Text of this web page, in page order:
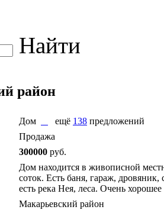
Найти
район
Дом ещё 138 предложений
Продажа
300000 руб.
Дом находится в живописной
соток. Есть баня, гараж,
есть река Нея, леса. Очень
Макарьевский район